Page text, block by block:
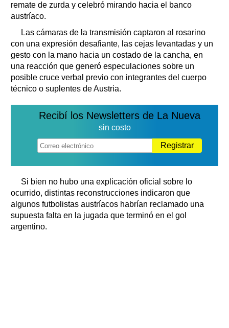
remate de zurda y celebró mirando hacia el banco
austríaco.
Las cámaras de la transmisión captaron al rosarino
con una expresión desafiante, las cejas levantadas y un
gesto con la mano hacia un costado de la cancha, en
una reacción que generó especulaciones sobre un
posible cruce verbal previo con integrantes del cuerpo
técnico o suplentes de Austria.
Recibí los Newsletters de La Nueva
sin costo
Registrar
Si bien no hubo una explicación oficial sobre lo
ocurrido, distintas reconstrucciones indicaron que
algunos futbolistas austríacos habrían reclamado una
supuesta falta en la jugada que terminó en el gol
argentino.